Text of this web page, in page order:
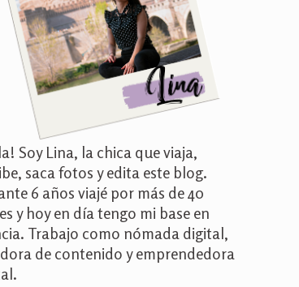
Soy Lina, la chica que viaja,
saca fotos y edita este blog.
6 años viajé por más de 40
y hoy en día tengo mi base en
Trabajo como nómada digital,
de contenido y emprendedora